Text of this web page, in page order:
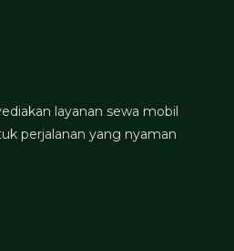
layanan sewa mobil
perjalanan yang nyaman